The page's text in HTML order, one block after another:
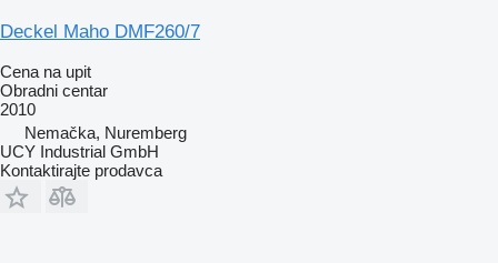
Deckel Maho DMF260/7
Cena na upit
Obradni centar
2010
Nemačka, Nuremberg
UCY Industrial GmbH
Kontaktirajte prodavca